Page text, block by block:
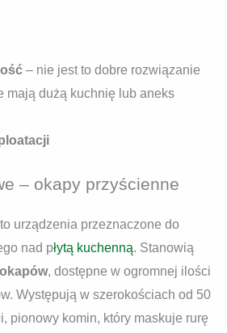
– nie jest to dobre rozwiązanie
mają dużą kuchnię lub aneks
– okapy przyścienne
urządzenia przeznaczone do
nad płytą kuchenną. Stanowią
okapów, dostępne w ogromnej ilości
Występują w szerokościach od 50
pionowy komin, który maskuje rurę